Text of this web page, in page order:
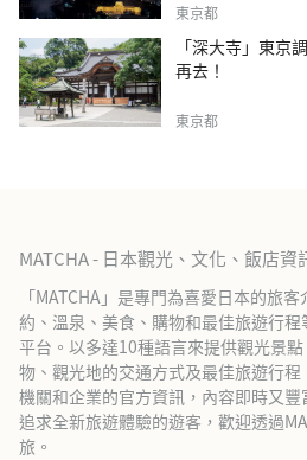
東京都
「深大寺」東京
再去！
東京都
MATCHA - 日本觀光、文化、飯店資
「MATCHA」是專門為喜愛日本的旅
約、溫泉、美食、購物和最佳旅遊行
平台。以多達10種語言來提供觀光景
物、觀光地的交通方式及最佳旅遊行
機關和企業的官方資訊，內容即時又豐
追求全新旅遊體驗的遊客，歡迎透過
旅。